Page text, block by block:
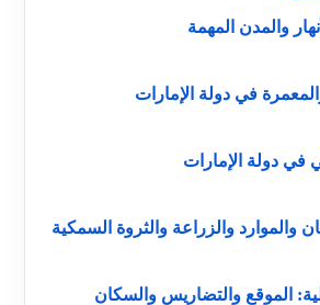
والمدن المهمة
في دولة الإمارات
في دولة الإمارات
والموارد والزراعة والثروة السمكية
الموقع والتضاريس والسكان